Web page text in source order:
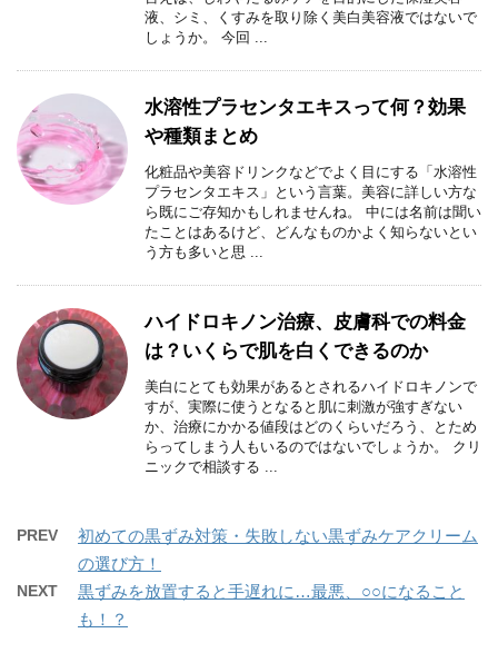
液、シミ、くすみを取り除く美白美容液ではないで
しょうか。 今回 ...
水溶性プラセンタエキスって何？効果
や種類まとめ
化粧品や美容ドリンクなどでよく目にする「水溶性
プラセンタエキス」という言葉。美容に詳しい方な
ら既にご存知かもしれませんね。 中には名前は聞い
たことはあるけど、どんなものかよく知らないとい
う方も多いと思 ...
ハイドロキノン治療、皮膚科での料金
は？いくらで肌を白くできるのか
美白にとても効果があるとされるハイドロキノンで
すが、実際に使うとなると肌に刺激が強すぎない
か、治療にかかる値段はどのくらいだろう、とため
らってしまう人もいるのではないでしょうか。 クリ
ニックで相談する ...
PREV
初めての黒ずみ対策・失敗しない黒ずみケアクリーム
の選び方！
NEXT
黒ずみを放置すると手遅れに…最悪、○○になること
も！？